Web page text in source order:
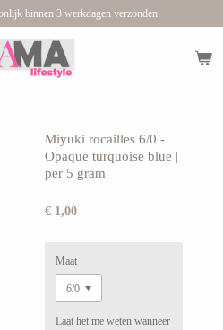
binnen 3 werkdagen verzonden.
Miyuki rocailles 6/0 -
Opaque turquoise blue |
per 5 gram
€ 1,00
Maat
Laat het me weten wanneer